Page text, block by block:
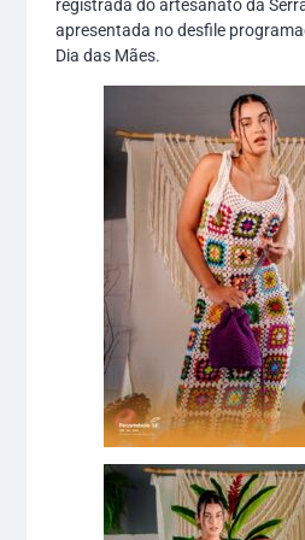
registrada do artesanato da
apresentada no desfile
Dia das Mães.